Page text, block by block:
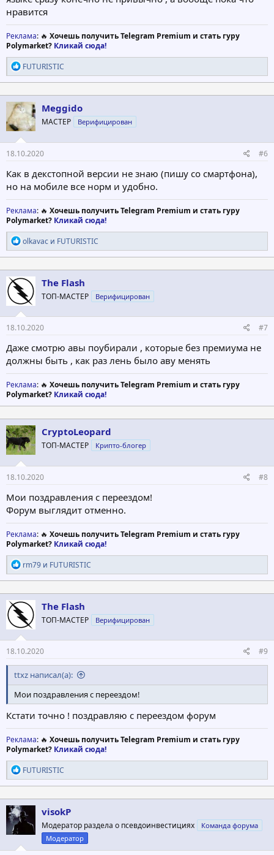
нравится
Реклама: 🔥 Хочешь получить Telegram Premium и стать гуру
Polymarket? Кликай сюда!
Р
е
а
к
ц
и
и
:
FUTURISTIC
Meggido
МАСТЕР Верифицирован
18.10.2020 #6
Как в декстопной версии не знаю (пишу со смартфона),
но на мобиле все норм и удобно.
Реклама: 🔥 Хочешь получить Telegram Premium и стать гуру
Polymarket? Кликай сюда!
Р
е
а
к
ц
и
и
:
olkavac и FUTURISTIC
The Flash
ТОП-МАСТЕР Верифицирован
18.10.2020 #7
Даже смотрю авы поубирали , которые без премиума не
должны быть , как раз лень было аву менять
Реклама: 🔥 Хочешь получить Telegram Premium и стать гуру
Polymarket? Кликай сюда!
CryptoLeopard
ТОП-МАСТЕР Крипто-блогер
18.10.2020 #8
Мои поздравления с переездом!
Форум выглядит отменно.
Реклама: 🔥 Хочешь получить Telegram Premium и стать гуру
Polymarket? Кликай сюда!
Р
е
а
к
ц
и
и
:
rm79 и FUTURISTIC
The Flash
ТОП-МАСТЕР Верифицирован
18.10.2020 #9
ttxz написал(а):
Мои поздравления с переездом!
Кстати точно ! поздравляю с переездом форум
Реклама: 🔥 Хочешь получить Telegram Premium и стать гуру
Polymarket? Кликай сюда!
Р
е
а
к
ц
и
:
FUTURISTIC
visokP
Модератор раздела о псевдоинвестициях
Команда форума
Модератор